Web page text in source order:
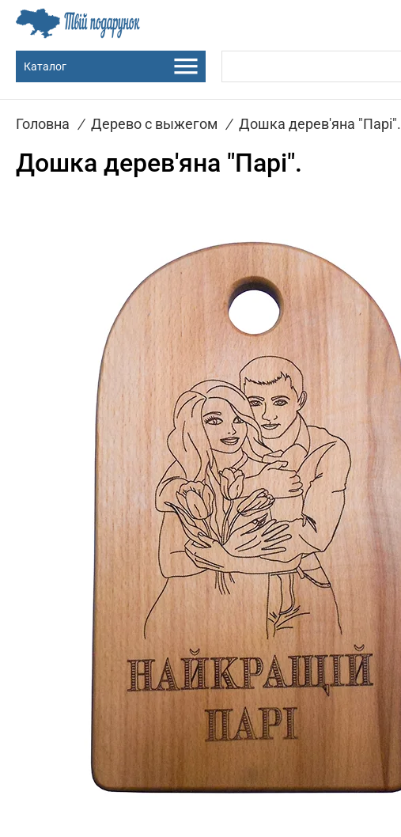
Каталог
Головна / Дерево с выжегом / Дошка дерев'яна "Парі".
Дошка дерев'яна "Парі".